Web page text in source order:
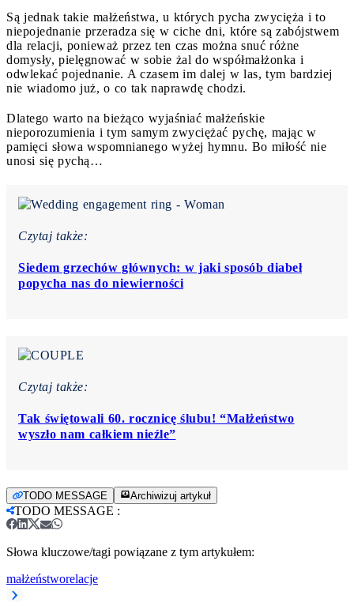
Są jednak takie małżeństwa, u których pycha zwycięża i to
niepojednanie przeradza się w ciche dni, które są zabójstwem
dla relacji, ponieważ przez ten czas można snuć różne
domysły, pielęgnować w sobie żal do współmałżonka i
odwlekać pojednanie. A czasem im dalej w las, tym bardziej
nie wiadomo już, o co tak naprawdę chodzi.
Dlatego warto na bieżąco wyjaśniać małżeńskie
nieporozumienia i tym samym zwyciężać pychę, mając w
pamięci słowa wspomnianego wyżej hymnu. Bo miłość nie
unosi się pychą…
Czytaj także:
Siedem grzechów głównych: w jaki sposób diabeł
popycha nas do niewierności
Czytaj także:
Tak świętowali 60. rocznicę ślubu! “Małżeństwo
wyszło nam całkiem nieźle”
TODO MESSAGE Archiwizuj artykuł
TODO MESSAGE :
Słowa kluczowe/tagi powiązane z tym artykułem:
małżeństworelacje